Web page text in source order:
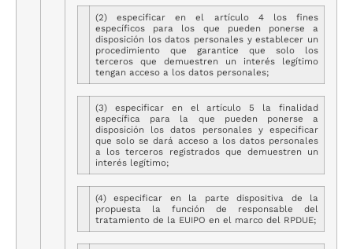
(2) especificar en el artículo 4 los fines
específicos para los que pueden ponerse a
disposición los datos personales y establecer un
procedimiento que garantice que solo los
terceros que demuestren un interés legítimo
tengan acceso a los datos personales;
(3) especificar en el artículo 5 la finalidad
específica para la que pueden ponerse a
disposición los datos personales y especificar
que solo se dará acceso a los datos personales
a los terceros registrados que demuestren un
interés legítimo;
(4) especificar en la parte dispositiva de la
propuesta la función de responsable del
tratamiento de la EUIPO en el marco del RPDUE;